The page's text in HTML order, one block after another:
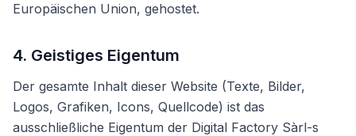
Europäischen Union, gehostet.
4. Geistiges Eigentum
Der gesamte Inhalt dieser Website (Texte, Bilder,
Logos, Grafiken, Icons, Quellcode) ist das
ausschließliche Eigentum der Digital Factory Sàrl-s